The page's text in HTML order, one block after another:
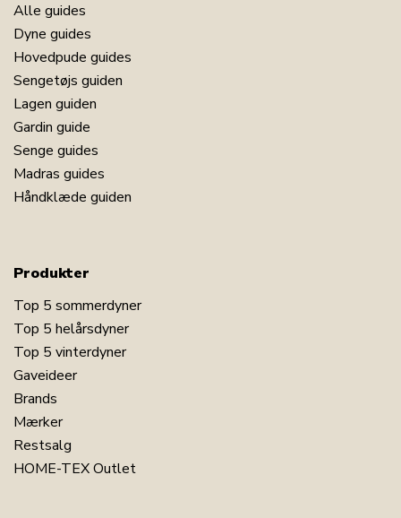
Alle guides
Dyne guides
Hovedpude guides
Sengetøjs guiden
Lagen guiden
Gardin guide
Senge guides
Madras guides
Håndklæde guiden
Produkter
Top 5 sommerdyner
Top 5 helårsdyner
Top 5 vinterdyner
Gaveideer
Brands
Mærker
Restsalg
HOME-TEX Outlet